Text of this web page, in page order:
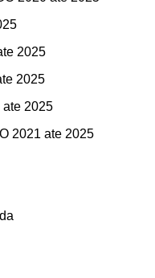
2025
2025
2025
2021 ate 2025